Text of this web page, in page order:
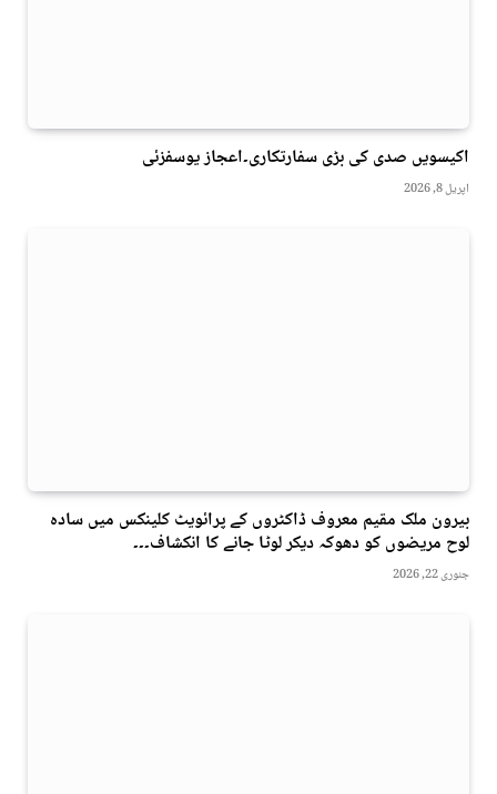
اکیسویں صدی کی بڑی سفارتکاری۔اعجاز یوسفزئی
اپریل 8, 2026
بیرون ملک مقیم معروف ڈاکٹروں کے پرائویٹ کلینکس میں سادہ
لوح مریضوں کو دھوکہ دیکر لوٹا جانے کا انکشاف۔۔۔
جنوری 22, 2026